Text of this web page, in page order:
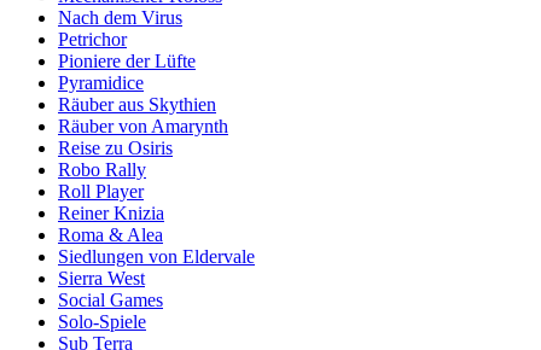
Nach dem Virus
Petrichor
Pioniere der Lüfte
Pyramidice
Räuber aus Skythien
Räuber von Amarynth
Reise zu Osiris
Robo Rally
Roll Player
Reiner Knizia
Roma & Alea
Siedlungen von Eldervale
Sierra West
Social Games
Solo-Spiele
Sub Terra